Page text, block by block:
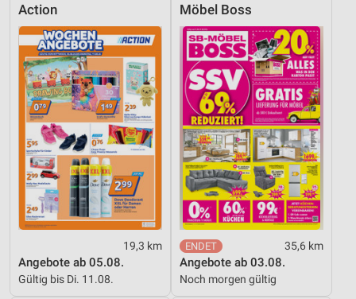
Action
19,3 km
Angebote ab 05.08.
Gültig bis Di. 11.08.
Möbel Boss
35,6 km
Angebote ab 03.08.
Noch morgen gültig